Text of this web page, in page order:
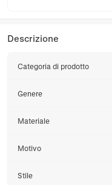
Descrizione
Categoria di prodotto
Genere
Materiale
Motivo
Stile